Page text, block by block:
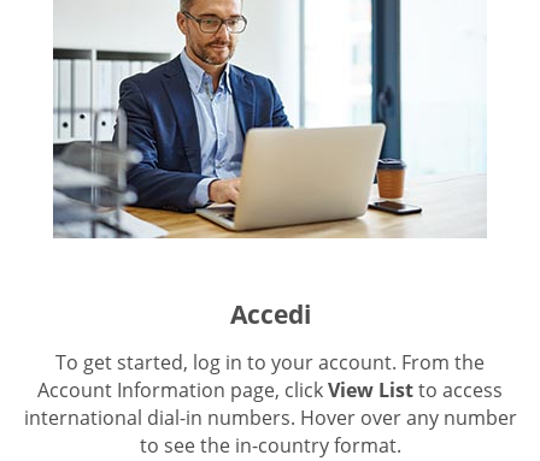
Accedi
To get started, log in to your account. From the
Account Information page, clickView Listto access
international dial-in numbers. Hover over any number
to see the in-country format.